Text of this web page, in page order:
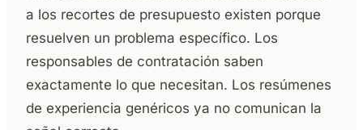
a los recortes de presupuesto existen porque
resuelven un problema específico. Los
responsables de contratación saben
exactamente lo que necesitan. Los resúmenes
de experiencia genéricos ya no comunican la